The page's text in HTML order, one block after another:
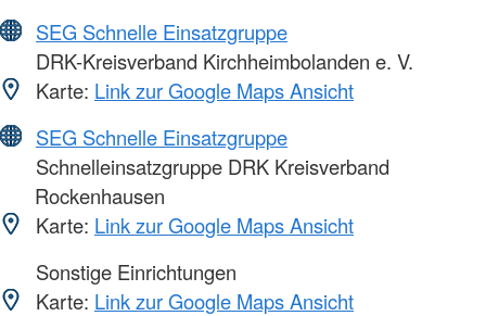
SEG Schnelle Einsatzgruppe
DRK-Kreisverband Kirchheimbolanden e. V.
Karte: Link zur Google Maps Ansicht
SEG Schnelle Einsatzgruppe
Schnelleinsatzgruppe DRK Kreisverband
Rockenhausen
Karte: Link zur Google Maps Ansicht
Sonstige Einrichtungen
Karte: Link zur Google Maps Ansicht